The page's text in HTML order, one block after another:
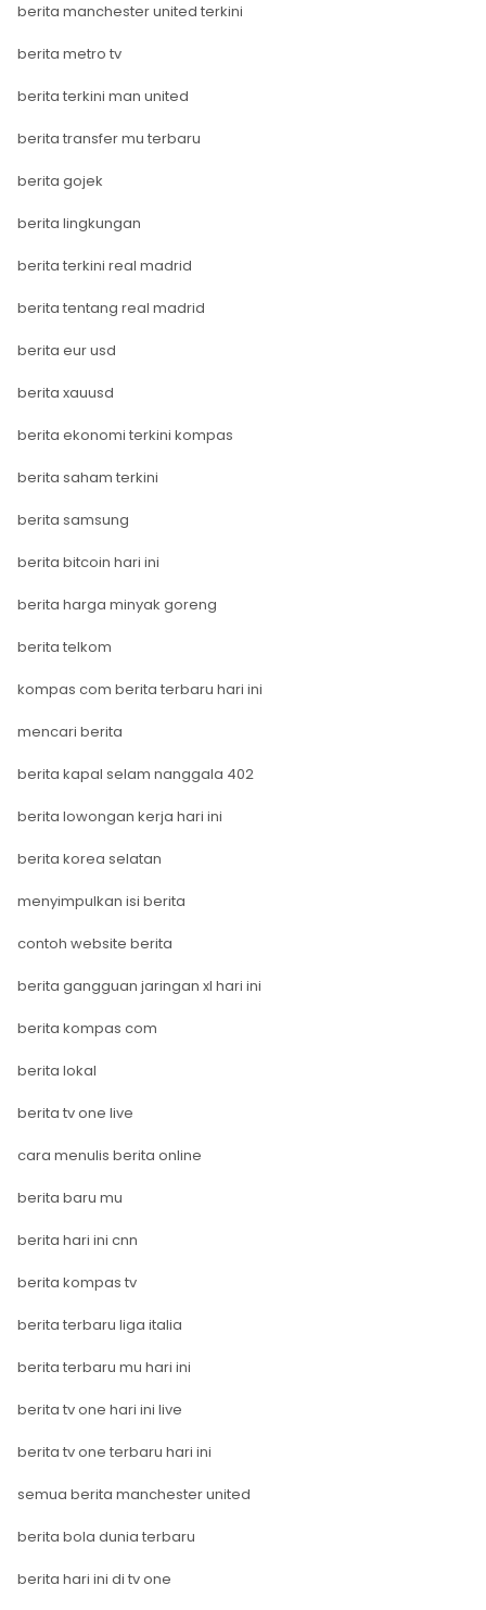
berita manchester united terkini
berita metro tv
berita terkini man united
berita transfer mu terbaru
berita gojek
berita lingkungan
berita terkini real madrid
berita tentang real madrid
berita eur usd
berita xauusd
berita ekonomi terkini kompas
berita saham terkini
berita samsung
berita bitcoin hari ini
berita harga minyak goreng
berita telkom
kompas com berita terbaru hari ini
mencari berita
berita kapal selam nanggala 402
berita lowongan kerja hari ini
berita korea selatan
menyimpulkan isi berita
contoh website berita
berita gangguan jaringan xl hari ini
berita kompas com
berita lokal
berita tv one live
cara menulis berita online
berita baru mu
berita hari ini cnn
berita kompas tv
berita terbaru liga italia
berita terbaru mu hari ini
berita tv one hari ini live
berita tv one terbaru hari ini
semua berita manchester united
berita bola dunia terbaru
berita hari ini di tv one